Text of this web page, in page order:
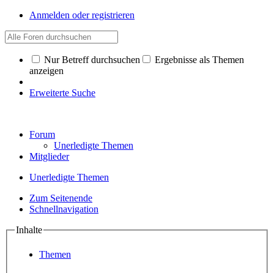
Anmelden oder registrieren
Nur Betreff durchsuchen
Ergebnisse als Themen
anzeigen
Erweiterte Suche
Forum
Unerledigte Themen
Mitglieder
Unerledigte Themen
Zum Seitenende
Schnellnavigation
Inhalte
Themen